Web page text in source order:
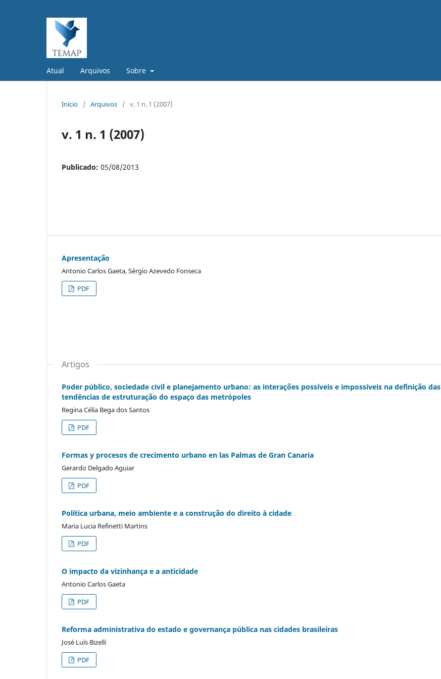
Atual Arquivos Sobre
Início / Arquivos / v. 1 n. 1 (2007)
v. 1 n. 1 (2007)
Publicado: 05/08/2013
Apresentação
Antonio Carlos Gaeta, Sérgio Azevedo Fonseca
PDF
Artigos
Poder público, sociedade civil e planejamento urbano: as interações possíveis e impossíveis na definição das
tendências de estruturação do espaço das metrópoles
Regina Célia Bega dos Santos
PDF
Formas y procesos de crecimento urbano en las Palmas de Gran Canaria
Gerardo Delgado Aguiar
PDF
Política urbana, meio ambiente e a construção do direito à cidade
Maria Lucia Refinetti Martins
PDF
O impacto da vizinhança e a anticidade
Antonio Carlos Gaeta
PDF
Reforma administrativa do estado e governança pública nas cidades brasileiras
José Luís Bizelli
PDF